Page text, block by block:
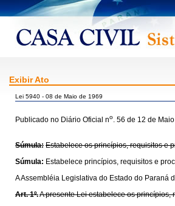
Exibir Ato
Lei 5940 - 08 de Maio de 1969
Publicado no Diário Oficial no. 56 de 12 de
Súmula: Estabelece os princípios, requisitos e
Súmula: Estabelece princípios, requisitos e
A Assembléia Legislativa do Estado do Paraná
Art. 1º.A presente Lei estabelece os